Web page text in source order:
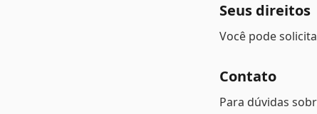
Seus direitos
Você pode
Contato
Para dúvidas